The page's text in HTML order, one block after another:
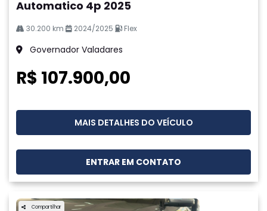
Automatico 4p 2025
30.200 km 2024/2025 Flex
Governador Valadares
R$ 107.900,00
MAIS DETALHES DO VEÍCULO
ENTRAR EM CONTATO
Compartilhar